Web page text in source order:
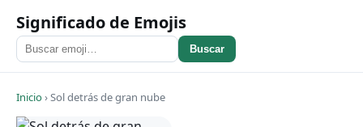
Significado de Emojis
Buscar
Inicio›Sol detrás de gran nube